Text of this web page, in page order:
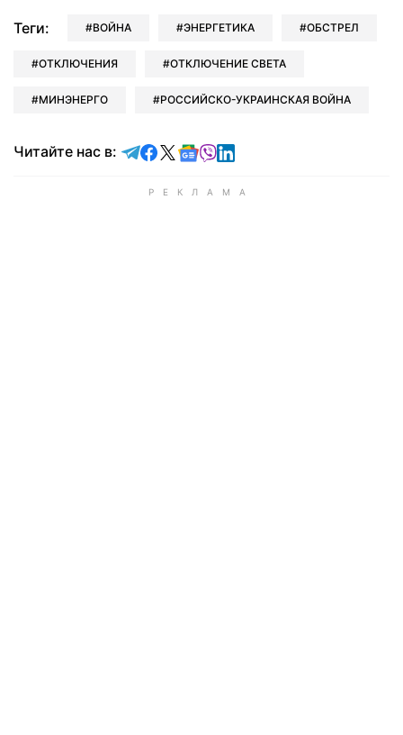
Теги: ВОЙНА ЭНЕРГЕТИКА ОБСТРЕЛ
ОТКЛЮЧЕНИЯ ОТКЛЮЧЕНИЕ СВЕТА
МИНЭНЕРГО РОССИЙСКО-УКРАИНСКАЯ ВОЙНА
Читайте нас в: Читайте в Telegram
Читайте в Facebook
Читайте в X
Читайте в Google news
Читайте в Viber
Читайте в LinkedIn